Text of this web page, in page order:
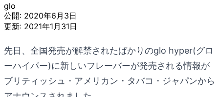
glo
公開: 2020年6月3日
更新: 2021年1月31日
先日、全国発売が解禁されたばかりのglo hyper(グロ
ーハイパー)に新しいフレーバーが発売される情報が
ブリティッシュ・アメリカン・タバコ・ジャパンから